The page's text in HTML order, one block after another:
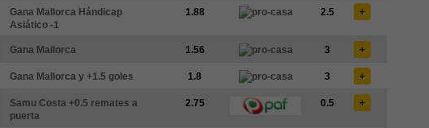
Gana Mallorca Hándicap
Asiático -1
1.88 2.5 +
Gana Mallorca 1.56 3 +
Gana Mallorca y +1.5 goles 1.8 3 +
Samu Costa +0.5 remates a
puerta
2.75 0.5 +